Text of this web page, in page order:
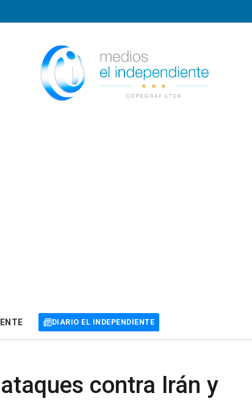
DIARIO EL INDEPENDIENTE
contra Irán y